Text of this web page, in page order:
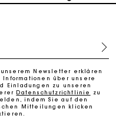
30 Tagen
Rücksendung
Möglichkeit, das
zu machen
Newsletter erklären
über unsere
Einladungen zu unseren
Datenschutzrichtlinie
zu
indem Sie auf den
Mitteilungen klicken